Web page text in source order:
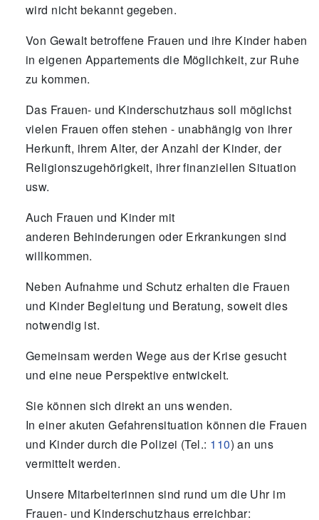
wird nicht bekannt gegeben.
Von Gewalt betroffene Frauen und ihre Kinder haben
in eigenen Appartements die Möglichkeit, zur Ruhe
zu kommen.
Das Frauen- und Kinderschutzhaus soll möglichst
vielen Frauen offen stehen - unabhängig von ihrer
Herkunft, ihrem Alter, der Anzahl der Kinder, der
Religionszugehörigkeit, ihrer finanziellen Situation
usw.
Auch Frauen und Kinder mit
anderen Behinderungen oder Erkrankungen sind
willkommen.
Neben Aufnahme und Schutz erhalten die Frauen
und Kinder Begleitung und Beratung, soweit dies
notwendig ist.
Gemeinsam werden Wege aus der Krise gesucht
und eine neue Perspektive entwickelt.
Sie können sich direkt an uns wenden.
In einer akuten Gefahrensituation können die Frauen
und Kinder durch die Polizei (Tel.: 110) an uns
vermittelt werden.
Unsere Mitarbeiterinnen sind rund um die Uhr im
Frauen- und Kinderschutzhaus erreichbar: